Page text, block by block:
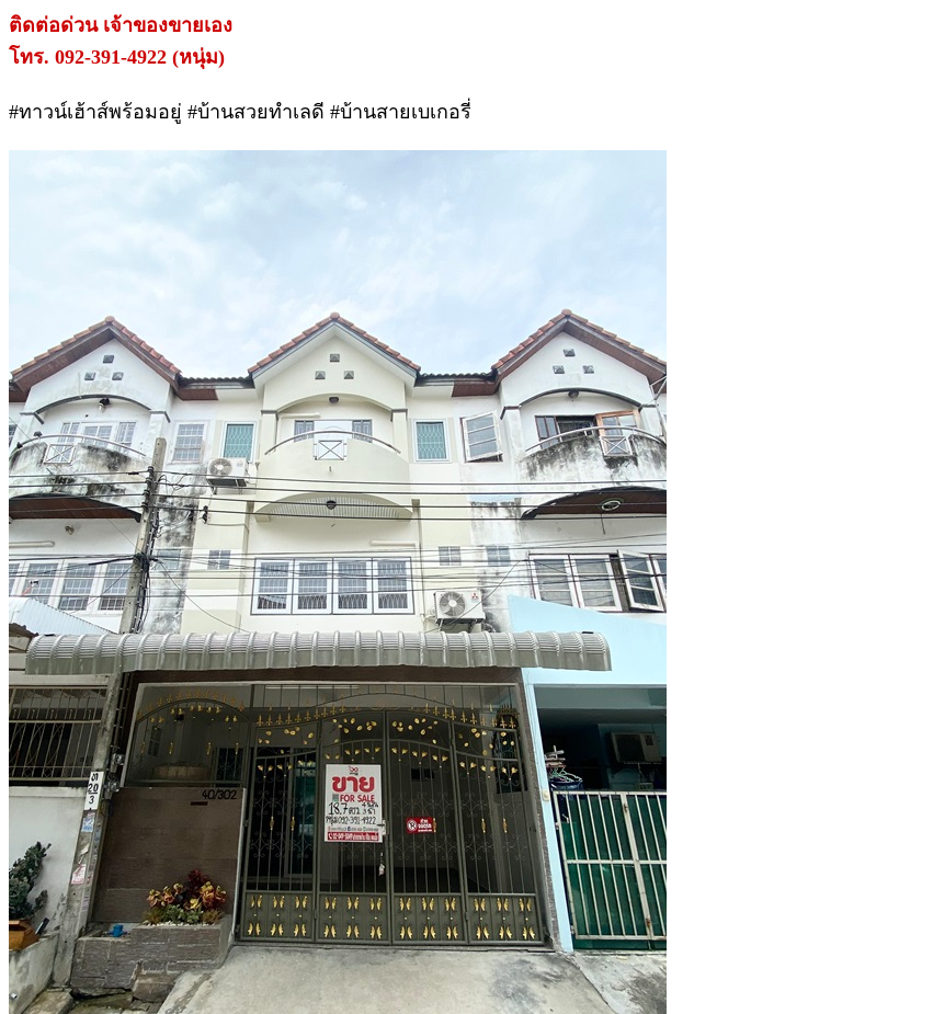
ติดต่อด่วน เจ้าของขายเอง
โทร. 092-391-4922 (หนุ่ม)
#ทาวน์เฮ้าส์พร้อมอยู่ #บ้านสวยทำเลดี #บ้านสายเบเกอรี่